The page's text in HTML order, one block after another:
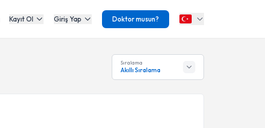
Kayıt Ol Giriş Yap Doktor musun?
Sıralama
Akıllı Sıralama